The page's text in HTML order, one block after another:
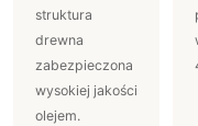
struktura
drewna
zabezpieczona
wysokiej jakości
olejem.